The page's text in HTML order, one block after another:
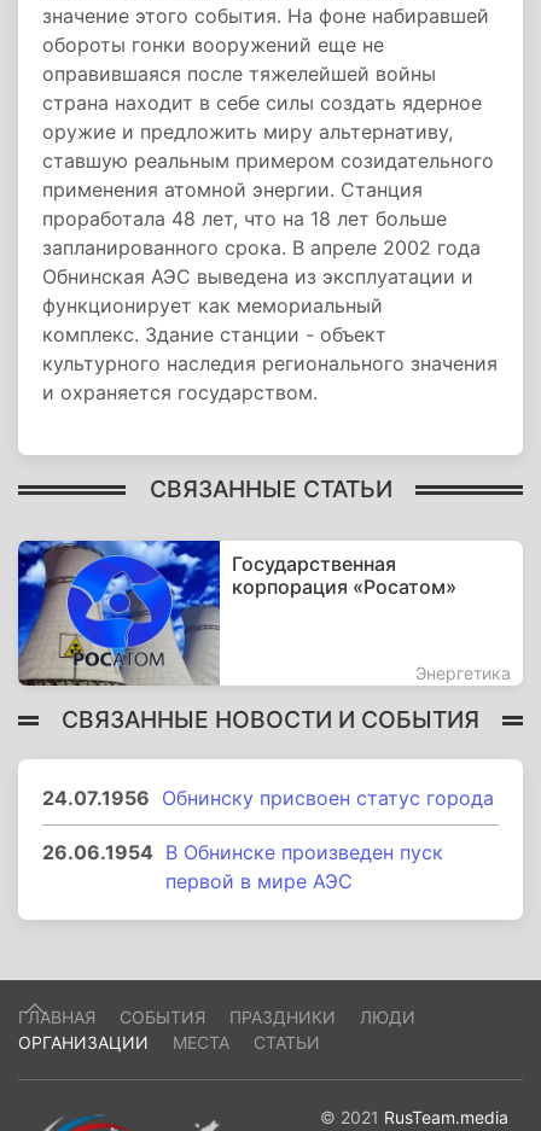
значение этого события. На фоне набиравшей
обороты гонки вооружений еще не
оправившаяся после тяжелейшей войны
страна находит в себе силы создать ядерное
оружие и предложить миру альтернативу,
ставшую реальным примером созидательного
применения атомной энергии. Станция
проработала 48 лет, что на 18 лет больше
запланированного срока. В апреле 2002 года
Обнинская АЭС выведена из эксплуатации и
функционирует как мемориальный
комплекс. Здание станции - объект
культурного наследия регионального значения
и охраняется государством.
СВЯЗАННЫЕ СТАТЬИ
Государственная
корпорация «Росатом»
Энергетика
СВЯЗАННЫЕ НОВОСТИ И СОБЫТИЯ
24.07.1956 Обнинску присвоен статус города
26.06.1954 В Обнинске произведен пуск
первой в мире АЭС
ГЛАВНАЯ СОБЫТИЯ ПРАЗДНИКИ
ЛЮДИ
ОРГАНИЗАЦИИ
МЕСТА СТАТЬИ
© 2021 RusTeam.media